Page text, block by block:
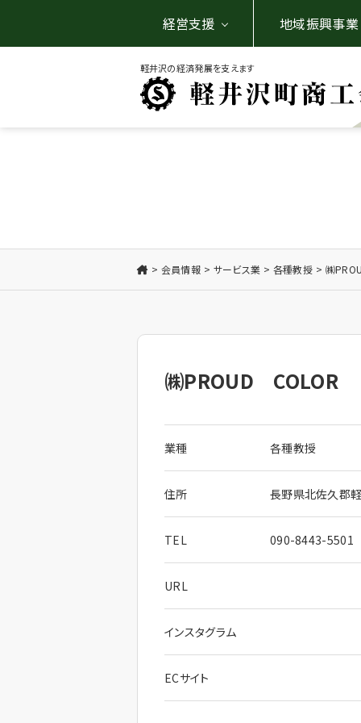
軽井沢の経済発展を支えます
経営支援 地域振興事業
会員情報 サービス業 各種教授 ㈱
㈱PROUD COLOR
業種 各種教授
住所 長野県北佐久郡
TEL 090-8443-5501
URL
インスタグラム
ECサイト